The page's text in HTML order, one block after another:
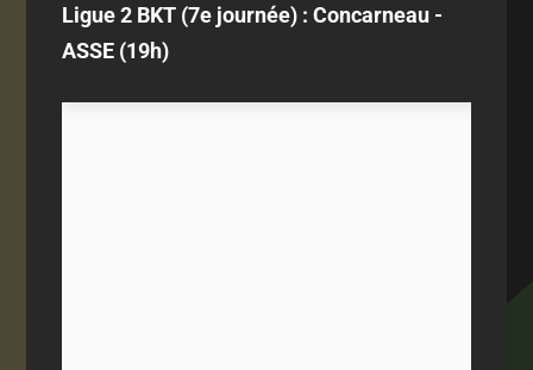
Ligue 2 BKT (7e journée) : Concarneau -
ASSE (19h)